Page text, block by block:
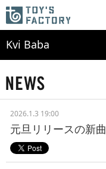
Kvi Baba
2026.1.3 19:00
元旦リリースの新